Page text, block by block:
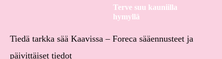
Terve suu kauniilla
hymyllä
Tiedä tarkka sää Kaavissa – Foreca sääennusteet ja
päivittäiset tiedot